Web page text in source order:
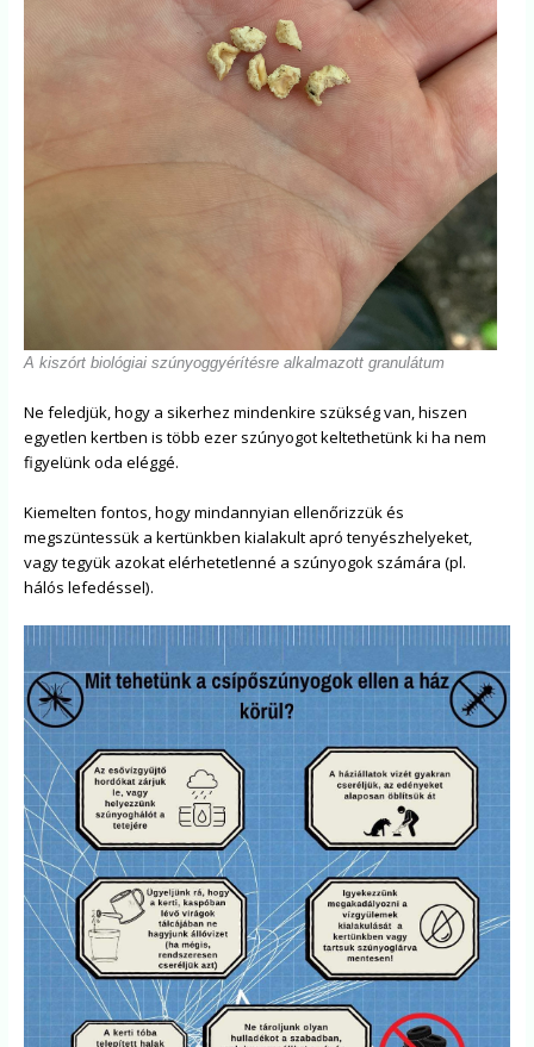
A kiszórt biológiai szúnyoggyérítésre alkalmazott granulátum
Ne feledjük, hogy a sikerhez mindenkire szükség van, hiszen
egyetlen kertben is több ezer szúnyogot keltethetünk ki ha nem
figyelünk oda eléggé.
Kiemelten fontos, hogy mindannyian ellenőrizzük és
megszüntessük a kertünkben kialakult apró tenyészhelyeket,
vagy tegyük azokat elérhetetlenné a szúnyogok számára (pl.
hálós lefedéssel).